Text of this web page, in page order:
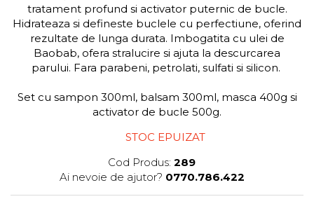
tratament profund si activator puternic de bucle.
Hidrateaza si defineste buclele cu perfectiune, oferind
rezultate de lunga durata. Imbogatita cu ulei de
Baobab, ofera stralucire si ajuta la descurcarea
parului. Fara parabeni, petrolati, sulfati si silicon.
Set cu sampon 300ml, balsam 300ml, masca 400g si
activator de bucle 500g.
STOC EPUIZAT
Cod Produs: 289
Ai nevoie de ajutor? 0770.786.422